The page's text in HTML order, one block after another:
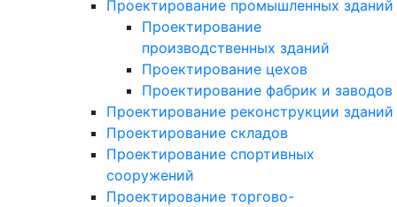
Проектирование промышленных зданий
Проектирование
производственных зданий
Проектирование цехов
Проектирование фабрик и заводов
Проектирование реконструкции зданий
Проектирование складов
Проектирование спортивных
сооружений
Проектирование торгово-